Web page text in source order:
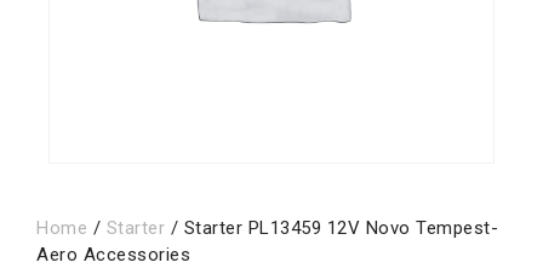
Home / Starter / Starter PL13459 12V Novo Tempest-
Aero Accessories